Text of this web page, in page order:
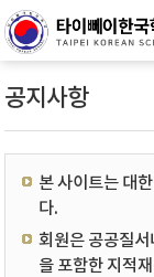
공지사항
본 사이트는 대
다.
회원은 공공질
을 포함한 지적